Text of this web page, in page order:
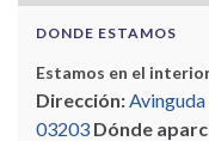
DONDE ESTAMOS
Estamos en el
Dirección:
03203 Dónde